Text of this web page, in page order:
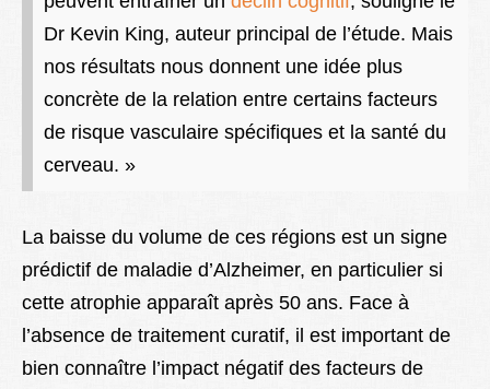
Dr Kevin King, auteur principal de l’étude. Mais
nos résultats nous donnent une idée plus
concrète de la relation entre certains facteurs
de risque vasculaire spécifiques et la santé du
cerveau. »
La baisse du volume de ces régions est un signe
prédictif de maladie d’Alzheimer, en particulier si
cette atrophie apparaît après 50 ans. Face à
l’absence de traitement curatif, il est important de
bien connaître l’impact négatif des facteurs de